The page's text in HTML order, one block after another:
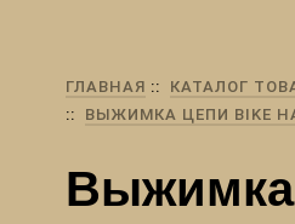
ГЛАВНАЯ КАТАЛОГ
ВЫЖИМКА ЦЕПИ BIKE
Выжимка